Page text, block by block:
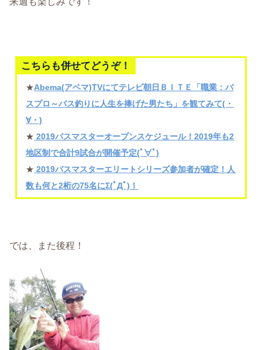
こちらも併せてどうぞ！
★Abema(アベマ)TVにてテレビ朝日ＢＩＴＥ「職業：バ
スプロ～バス釣りに人生を捧げた男たち」を観てみて(・
∀・)
★ 2019バスマスターオープンスケジュール！2019年も2
地区制で合計9試合が開催予定(ﾟ∀ﾟ)
★ 2019バスマスターエリートシリーズ参加者が確定！人
数も何と2桁の75名にΣ(ﾟДﾟ)！
では、また後程！